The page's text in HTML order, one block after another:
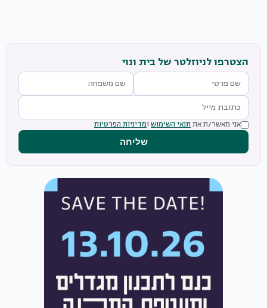
הצטרפו לניוזלטר של בית ונוי
אני מאשר/ת את תנאי השימוש ומדיניות הפרטיות
שליחה